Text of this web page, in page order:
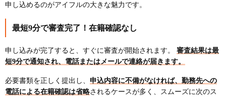
申し込めるのがアイフルの大きな魅力です。
最短9分で審査完了！在籍確認なし
申し込みが完了すると、すぐに審査が開始されます。 審査結果は最
短9分で通知され、電話またはメールで連絡が届きます。
必要書類を正しく提出し、 申込内容に不備がなければ、勤務先への
電話による在籍確認は省略されるケースが多く、スムーズに次のス